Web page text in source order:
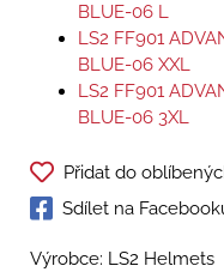
BLUE-06 L
LS2 FF901
BLUE-06 XXL
LS2 FF901
BLUE-06 3XL
Přidat do
Sdílet na
Výrobce: LS2 Helmets